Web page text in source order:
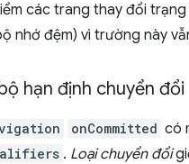
các trang thay đổi
nhớ đệm) vì trường này
hạn định chuyển đổi
onCommitted có
. Loại chuyển đổi